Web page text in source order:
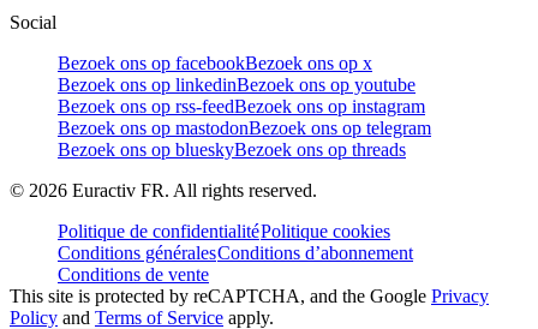
Social
Bezoek ons op facebookBezoek ons op x
Bezoek ons op linkedinBezoek ons op youtube
Bezoek ons op rss-feedBezoek ons op instagram
Bezoek ons op mastodonBezoek ons op telegram
Bezoek ons op blueskyBezoek ons op threads
© 2026 Euractiv FR. All rights reserved.
Politique de confidentialitéPolitique cookies
Conditions généralesConditions d’abonnement
Conditions de vente
This site is protected by reCAPTCHA, and the Google Privacy
Policy and Terms of Service apply.